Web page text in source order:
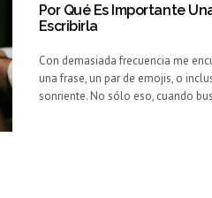
Por Qué Es Importante
Escribirla
Con demasiada frecuencia me
una frase, un par de emojis, o
sonriente. No sólo eso, cuando